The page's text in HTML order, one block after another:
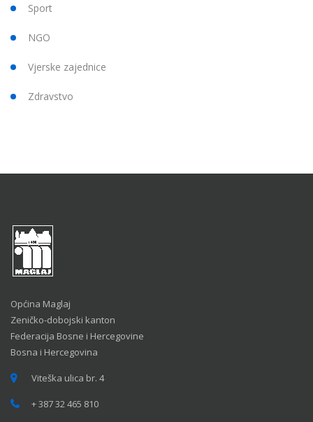
Sport
NGO
Vjerske zajednice
Zdravstvo
Općina Maglaj
Zeničko-dobojski kanton
Federacija Bosne i Hercegovine
Bosna i Hercegovina
Viteška ulica br. 4
+ 387 32 465 810